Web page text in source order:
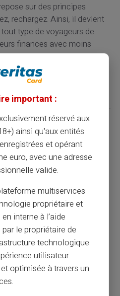
sur des principes
rechargez. Ainsi, il devient
type de voyageurs de
finances avec moins
prépayée détient donc un
de gestion financière
des allocations
prépayée
de vos finances
une carte prépayée
important :
réservé aux
ainsi qu'aux entités
et opérant
euro, avec une adresse
valide.
multiservices
propriétaire et
interne à l’aide
le propriétaire de
technologique
utilisateur
optimisée à travers un